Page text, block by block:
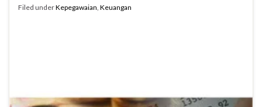
Filed underKepegawaian Keuangan